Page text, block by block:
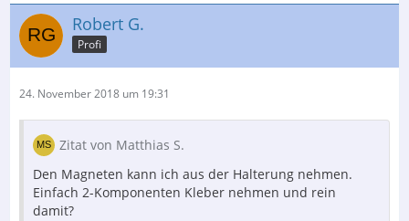
Robert G.
Profi
24. November 2018 um 19:31
Zitat von Matthias S.
Den Magneten kann ich aus der Halterung nehmen.
Einfach 2-Komponenten Kleber nehmen und rein
damit?